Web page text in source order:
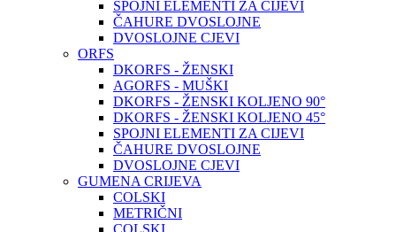
SPOJNI ELEMENTI ZA CIJEVI
ČAHURE DVOSLOJNE
DVOSLOJNE CJEVI
ORFS
DKORFS - ŽENSKI
AGORFS - MUŠKI
DKORFS - ŽENSKI KOLJENO 90°
DKORFS - ŽENSKI KOLJENO 45°
SPOJNI ELEMENTI ZA CIJEVI
ČAHURE DVOSLOJNE
DVOSLOJNE CJEVI
GUMENA CRIJEVA
COLSKI
METRIČNI
COLSKI